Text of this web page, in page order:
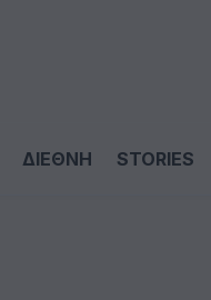
ΔΙΕΘΝΗ STORIES